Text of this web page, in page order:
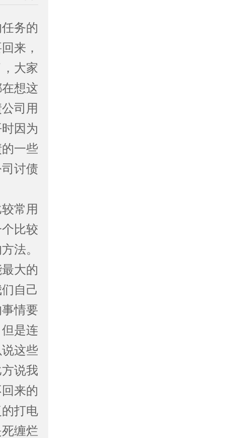
务的
来，
大家
想这
司用
因为
一些
讨债
常用
比较
法。
大的
自己
情要
是连
这些
说我
来的
打电
缠烂